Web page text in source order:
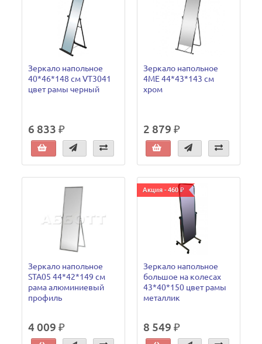
Зеркало напольное
40*46*148 см VT3041
цвет рамы черный
6 833 ₽
Зеркало напольное
4ME 44*43*143 см
хром
2 879 ₽
Зеркало напольное
STA05 44*42*149 см
рама алюминиевый
профиль
4 009 ₽
Акция - 460 ₽
Зеркало напольное
большое на колесах
43*40*150 цвет рамы
металлик
8 549 ₽